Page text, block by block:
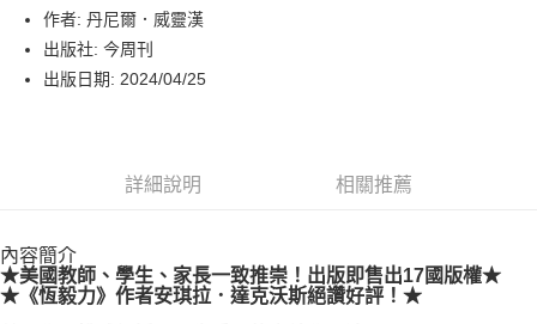
Apple Pay
街口支付
博客來商品配送方式
每筆NT$80，滿NT$1,000(含以上)免運費
作者: 丹尼爾．威靈漢
出版社: 今周刊
出版日期: 2024/04/25
詳細說明 相關推薦
內容簡介
★美國教師、學生、家長一致推崇！出版即售出17國版權★
★《恆毅力》作者安琪拉．達克沃斯絕讚好評！★